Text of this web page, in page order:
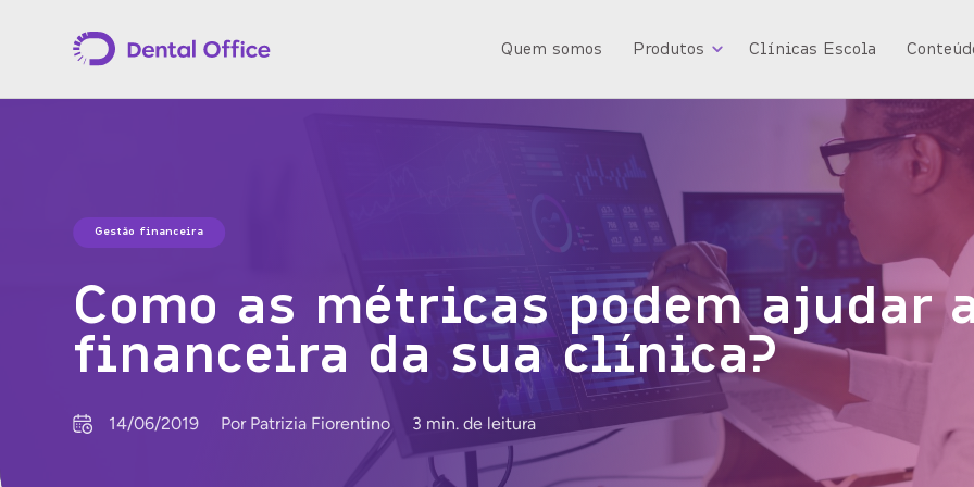
Quem somos Produtos Clínicas Escola
Gestão financeira
Como as métricas podem ajudar
financeira da sua clínica?
14/06/2019 Por Patrizia Fiorentino 3 min. de leitura